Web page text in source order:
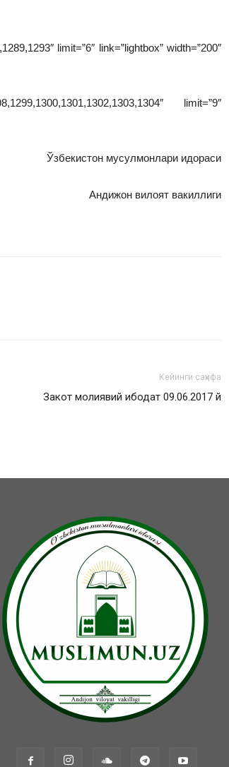
limit=”6″ link=”lightbox” width=”200″
limit=”9″
Ўзбекистон мусулмонлари идораси
Андижон вилоят вакиллиги
Кейинги саҳифа
Закот молиявий ибодат 09.06.2017 й